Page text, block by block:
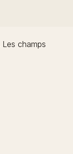
Les champs